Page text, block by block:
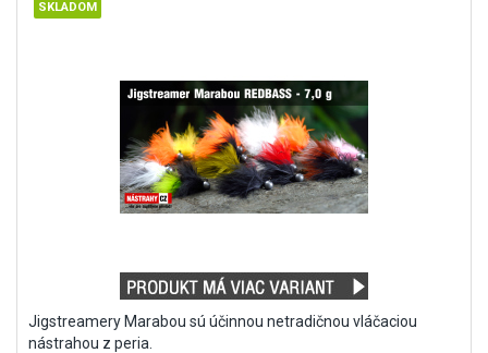
Jigstreamery Marabou sú účinnou netradičnou vláčaciou
nástrahou z peria.